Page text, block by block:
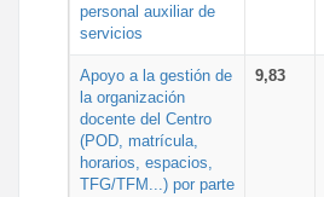
personal auxiliar de
servicios
Apoyo a la gestión de
la organización
docente del Centro
(POD, matrícula,
horarios, espacios,
TFG/TFM...) por parte
9,83